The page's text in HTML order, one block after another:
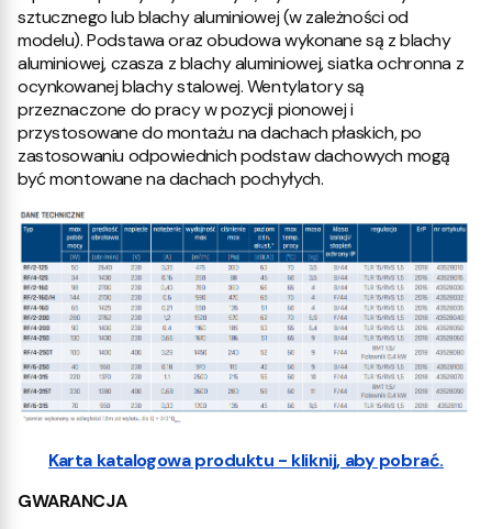
sztucznego lub blachy aluminiowej (w zależności od
modelu). Podstawa oraz obudowa wykonane są z blachy
aluminiowej, czasza z blachy aluminiowej, siatka ochronna z
ocynkowanej blachy stalowej. Wentylatory są
przeznaczone do pracy w pozycji pionowej i
przystosowane do montażu na dachach płaskich, po
zastosowaniu odpowiednich podstaw dachowych mogą
być montowane na dachach pochyłych.
Karta katalogowa produktu - kliknij, aby pobrać.
GWARANCJA